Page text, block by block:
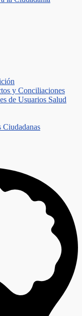
y Conciliaciones
de Usuarios Salud
Ciudadanas